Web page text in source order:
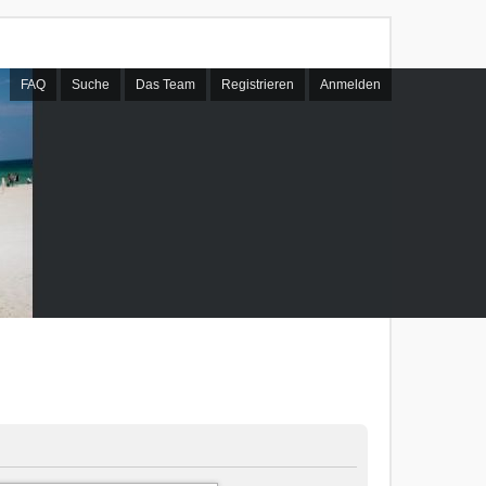
FAQ Suche Das Team Registrieren Anmelden